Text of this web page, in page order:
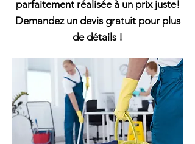
parfaitement réalisée à un prix juste!
Demandez un devis gratuit pour plus
de détails !